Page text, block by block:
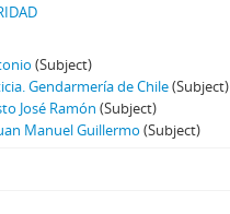
(Subject)
Gendarmería de Chile(Subject)
José Ramón (Subject)
Manuel Guillermo (Subject)